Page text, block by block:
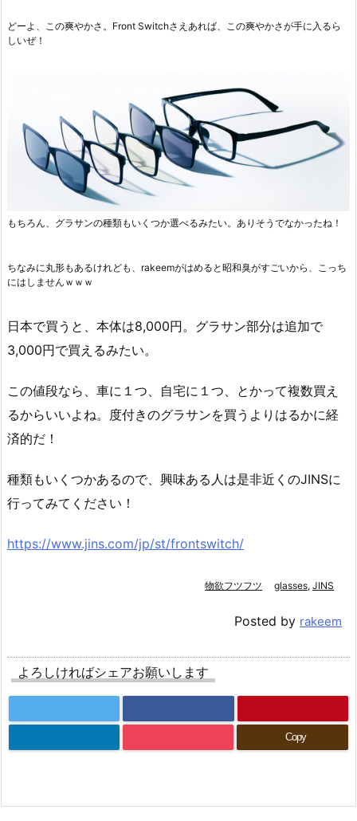
どーよ、この爽やかさ。Front Switchさえあれば、この爽やかさが手に入るら
しいぜ！
もちろん、グラサンの種類もいくつか選べるみたい。ありそうでなかったね！
ちなみに丸形もあるけれども、rakeemがはめると昭和臭がすごいから、こっち
にはしませんｗｗｗ
日本で買うと、本体は8,000円。グラサン部分は追加で
3,000円で買えるみたい。
この値段なら、車に１つ、自宅に１つ、とかって複数買え
るからいいよね。度付きのグラサンを買うよりはるかに経
済的だ！
種類もいくつかあるので、興味ある人は是非近くのJINSに
行ってみてください！
https://www.jins.com/jp/st/frontswitch/
物欲フツフツ glasses, JINS
Posted by rakeem
よろしければシェアお願いします
Copy